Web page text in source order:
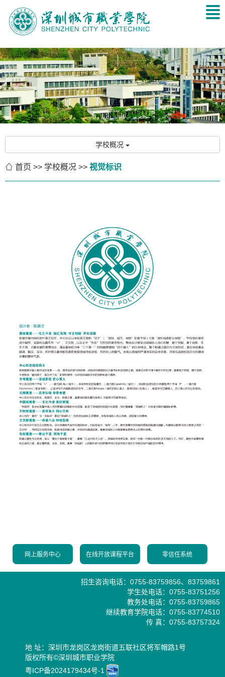
学校概况
 首页 >> 学校概况 >> 视觉标识
网上服务中心 在线开放课程平台 零信任系统
招生咨询电话：0755-83759856、83759861
学生处电话：0755-83751256
教务处电话：0755-83759865
继续教育学院电话：0755-83774510
传 真：0755-83757324
地 址：深圳市龙岗区龙岗街道五联社区将军帽路1号
版权所有©深圳城市职业学院
粤ICP备2024179434号-1